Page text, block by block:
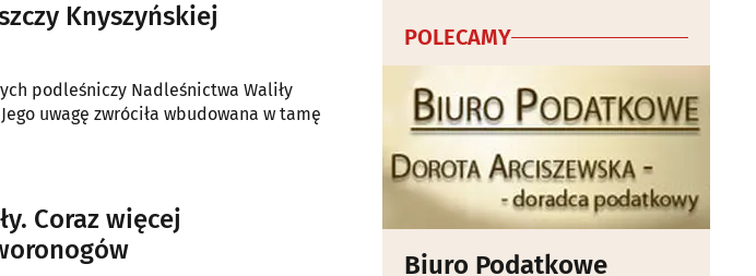
Knyszyńskiej
podleśniczy Nadleśnictwa Waliły
uwagę zwróciła wbudowana w tamę
Coraz więcej
POLECAMY
Biuro Podatkowe